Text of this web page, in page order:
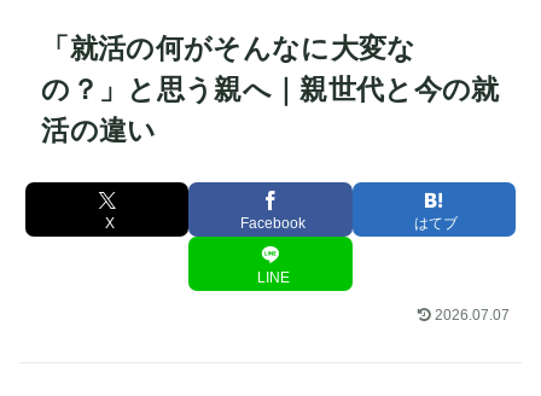
「就活の何がそんなに大変な
の？」と思う親へ｜親世代と今の就
活の違い
X Facebook はてブ
LINE
2026.07.07